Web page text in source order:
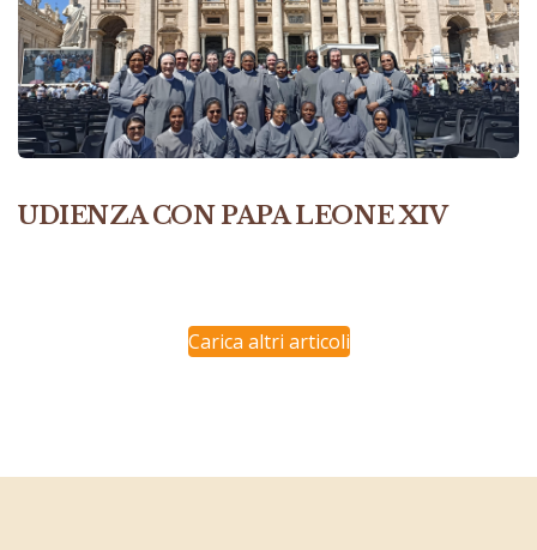
UDIENZA CON PAPA LEONE XIV
Carica altri articoli